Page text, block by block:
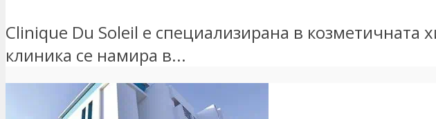
Clinique Du Soleil е специализирана в козметичната
клиника се намира в...